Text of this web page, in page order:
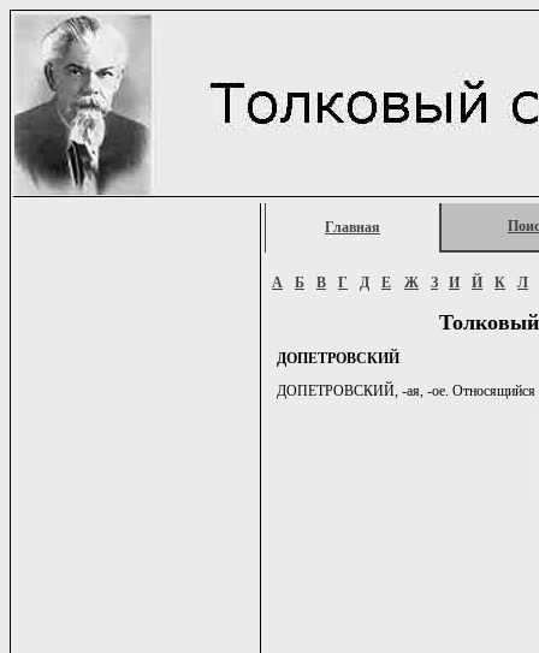
Главная
А Б В Г Д Е Ж З И Й К Л
ДОПЕТРОВСКИЙ
ДОПЕТРОВСКИЙ, -ая, -ое. Относящийся ко